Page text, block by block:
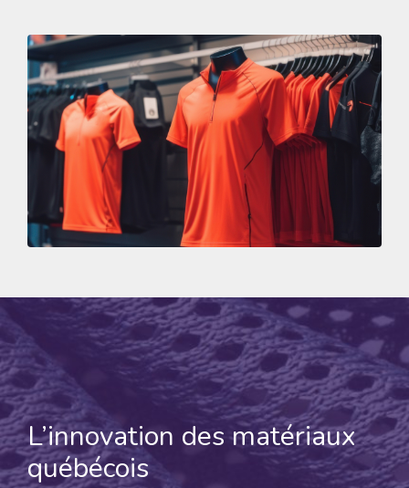
L’innovation des matériaux
québécois